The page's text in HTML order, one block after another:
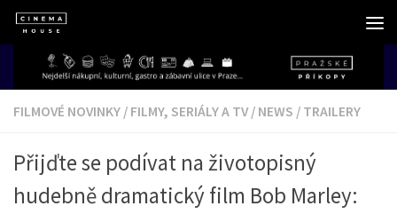
Skip to content
FILMOVÉ NOVINKY / FILMY, SERIÁLY A TV / NEWS / TRAILERY
Přijďte se podívat na životopisný
hudebně dramatický film Bob Marley: